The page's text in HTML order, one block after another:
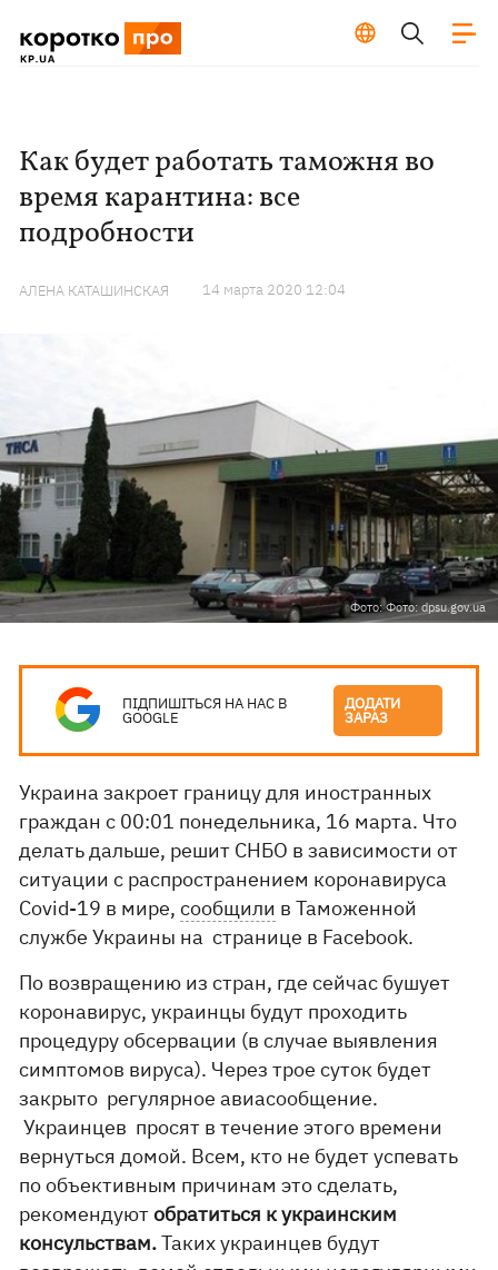
Как будет работать таможня во
время карантина: все
подробности
АЛЕНА КАТАШИНСКАЯ 14 марта 2020 12:04
Фото: Фото: dpsu.gov.ua
ПІДПИШІТЬСЯ НА НАС В
GOOGLE
ДОДАТИ
ЗАРАЗ
Украина закроет границу для иностранных
граждан с 00:01 понедельника, 16 марта. Что
делать дальше, решит СНБО в зависимости от
ситуации с распространением коронавируса
Covid-19 в мире,сообщили в Таможенной
службе Украины на странице в Facebook.
По возвращению из стран, где сейчас бушует
коронавирус, украинцы будут проходить
процедуру обсервации (в случае выявления
симптомов вируса). Через трое суток будет
закрыто регулярное авиасообщение.
Украинцев просят в течение этого времени
вернуться домой. Всем, кто не будет успевать
по объективным причинам это сделать,
рекомендуютобратиться к украинским
консульствам.Таких украинцев будут